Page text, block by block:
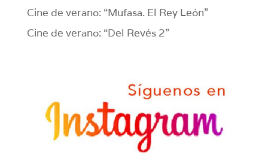
Cine de verano: “Mufasa. El Rey León”
Cine de verano: “Del Revés 2”